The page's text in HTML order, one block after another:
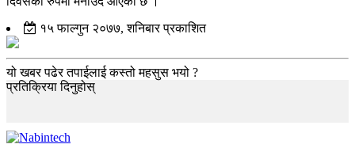
१५ फाल्गुन २०७७, शनिबार प्रकाशित
यो खबर पढेर तपाईलाई कस्तो महसुस भयो ?
प्रतिक्रिया दिनुहोस्